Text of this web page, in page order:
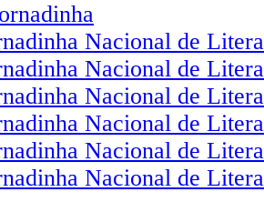
Nacional de
Nacional de
Nacional de
Nacional de
Nacional de
Nacional de